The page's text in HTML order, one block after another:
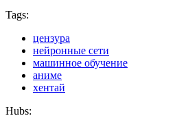
Tags:
цензура
нейронные сети
машинное обучение
аниме
хентай
Hubs: